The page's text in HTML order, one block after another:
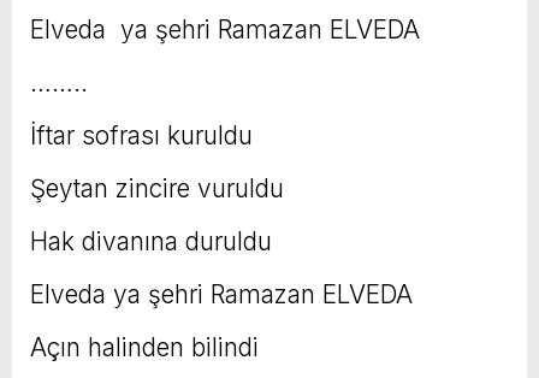
Elveda ya şehri Ramazan ELVEDA
……..
İftar sofrası kuruldu
Şeytan zincire vuruldu
Hak divanına duruldu
Elveda ya şehri Ramazan ELVEDA
Açın halinden bilindi